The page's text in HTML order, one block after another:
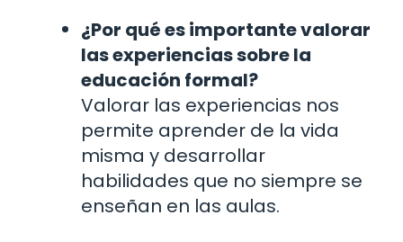
¿Por qué es importante valorar
las experiencias sobre la
educación formal?
Valorar las experiencias nos
permite aprender de la vida
misma y desarrollar
habilidades que no siempre se
enseñan en las aulas.